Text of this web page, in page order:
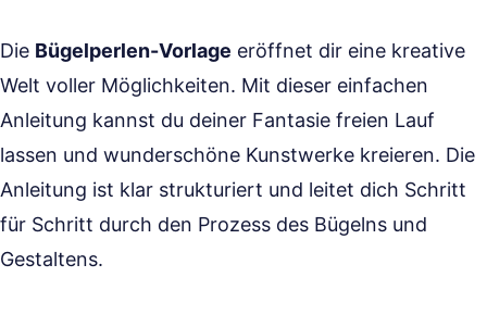
Die Bügelperlen-Vorlage eröffnet dir eine kreative
Welt voller Möglichkeiten. Mit dieser einfachen
Anleitung kannst du deiner Fantasie freien Lauf
lassen und wunderschöne Kunstwerke kreieren. Die
Anleitung ist klar strukturiert und leitet dich Schritt
für Schritt durch den Prozess des Bügelns und
Gestaltens.